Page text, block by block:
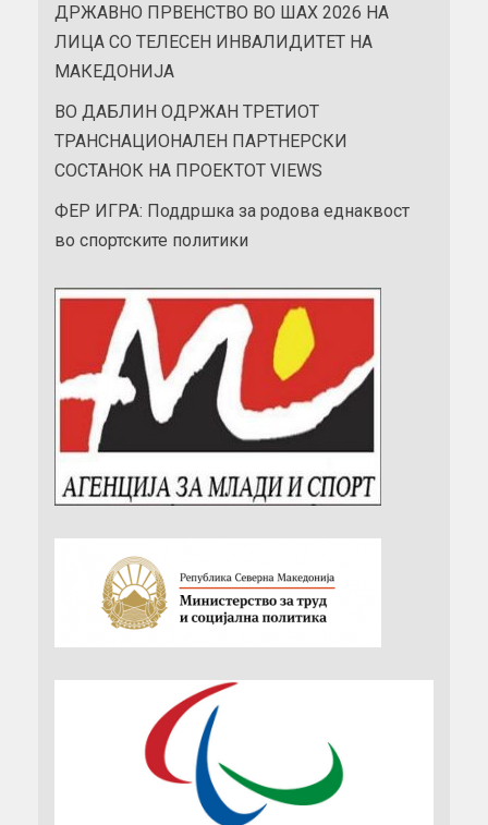
ДРЖАВНО ПРВЕНСТВО ВО ШАХ 2026 НА
ЛИЦА СО ТЕЛЕСЕН ИНВАЛИДИТЕТ НА
МАКЕДОНИЈА
ВО ДАБЛИН ОДРЖАН ТРЕТИОТ
ТРАНСНАЦИОНАЛЕН ПАРТНЕРСКИ
СОСТАНОК НА ПРОЕКТОТ VIEWS
ФЕР ИГРА: Поддршка за родова еднаквост
во спортските политики